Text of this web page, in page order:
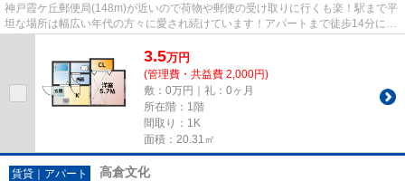
神戸霞ケ丘郵便局(148m)が近いので荷物や郵便の受け取りに行くも楽！駅まで平
坦な場所は幅広い年代の方々に愛され続けています！アパートまで徒歩14分に駅
3.5万円
(管理費・共益費 2,000円)
敷：0万円｜礼：0ヶ月
所在階：1階
間取り：1K
面積：20.31㎡
賃貸｜アパート 高倉文化